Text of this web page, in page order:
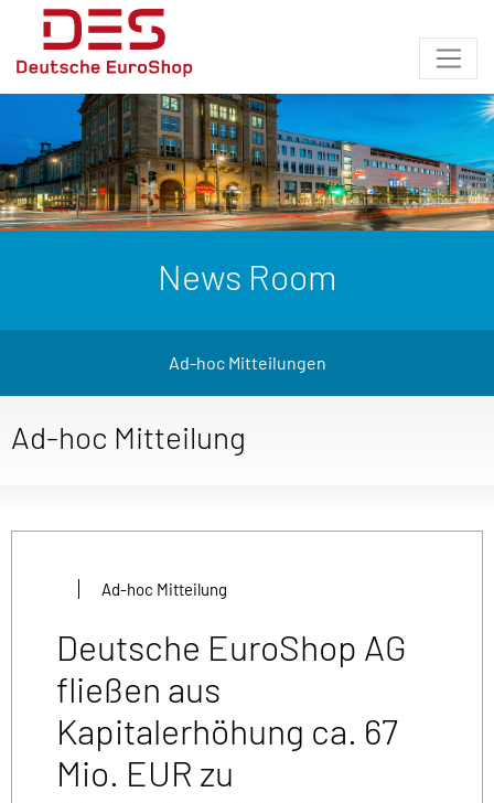
News Room
Ad-hoc Mitteilungen
Ad-hoc Mitteilung
Ad-hoc Mitteilung
Deutsche EuroShop AG
fließen aus
Kapitalerhöhung ca. 67
Mio. EUR zu